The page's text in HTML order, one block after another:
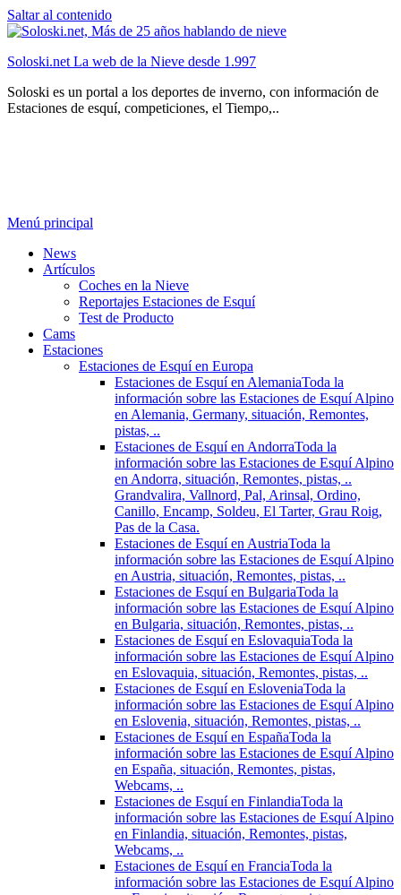
Saltar al contenido
Soloski.net La web de la Nieve desde 1.997
Soloski es un portal a los deportes de inverno, con información de
Estaciones de esquí, competiciones, el Tiempo,..
Menú principal
News
Artículos
Coches en la Nieve
Reportajes Estaciones de Esquí
Test de Producto
Cams
Estaciones
Estaciones de Esquí en Europa
Estaciones de Esquí en AlemaniaToda la
información sobre las Estaciones de Esquí Alpino
en Alemania, Germany, situación, Remontes,
pistas, ..
Estaciones de Esquí en AndorraToda la
información sobre las Estaciones de Esquí Alpino
en Andorra, situación, Remontes, pistas, ..
Grandvalira, Vallnord, Pal, Arinsal, Ordino,
Canillo, Encamp, Soldeu, El Tarter, Grau Roig,
Pas de la Casa.
Estaciones de Esquí en AustriaToda la
información sobre las Estaciones de Esquí Alpino
en Austria, situación, Remontes, pistas, ..
Estaciones de Esquí en BulgariaToda la
información sobre las Estaciones de Esquí Alpino
en Bulgaria, situación, Remontes, pistas, ..
Estaciones de Esquí en EslovaquiaToda la
información sobre las Estaciones de Esquí Alpino
en Eslovaquia, situación, Remontes, pistas, ..
Estaciones de Esquí en EsloveniaToda la
información sobre las Estaciones de Esquí Alpino
en Eslovenia, situación, Remontes, pistas, ..
Estaciones de Esquí en EspañaToda la
información sobre las Estaciones de Esquí Alpino
en España, situación, Remontes, pistas,
Webcams, ..
Estaciones de Esquí en FinlandiaToda la
información sobre las Estaciones de Esquí Alpino
en Finlandia, situación, Remontes, pistas,
Webcams, ..
Estaciones de Esquí en FranciaToda la
información sobre las Estaciones de Esquí Alpino